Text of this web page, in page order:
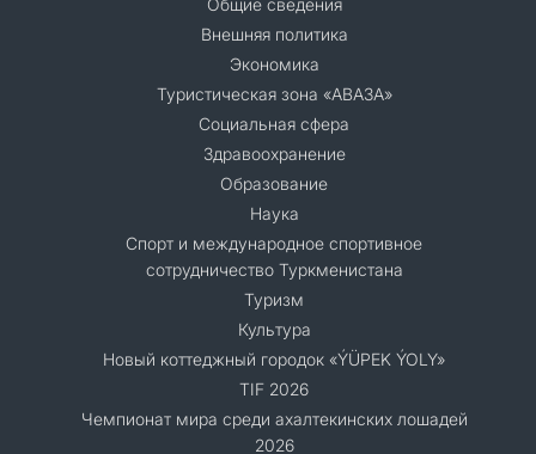
Общие сведения
Внешняя политика
Экономика
Туристическая зона «АВАЗА»
Социальная сфера
Здравоохранение
Образование
Наука
Спорт и международное спортивное
сотрудничество Туркменистана
Туризм
Культура
Новый коттеджный городок «ÝÜPEK ÝOLY»
TIF 2026
Чемпионат мира среди ахалтекинских лошадей
2026